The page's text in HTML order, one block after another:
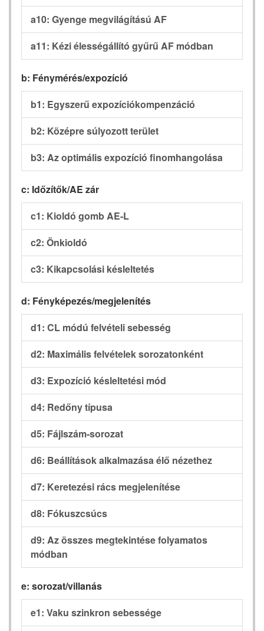
a10: Gyenge megvilágítású AF
a11: Kézi élességállító gyűrű AF módban
b: Fénymérés/expozíció
b1: Egyszerű expozíciókompenzáció
b2: Középre súlyozott terület
b3: Az optimális expozíció finomhangolása
c: Időzítők/AE zár
c1: Kioldó gomb AE-L
c2: Önkioldó
c3: Kikapcsolási késleltetés
d: Fényképezés/megjelenítés
d1: CL módú felvételi sebesség
d2: Maximális felvételek sorozatonként
d3: Expozíció késleltetési mód
d4: Redőny típusa
d5: Fájlszám-sorozat
d6: Beállítások alkalmazása élő nézethez
d7: Keretezési rács megjelenítése
d8: Fókuszcsúcs
d9: Az összes megtekintése folyamatos
módban
e: sorozat/villanás
e1: Vaku szinkron sebessége